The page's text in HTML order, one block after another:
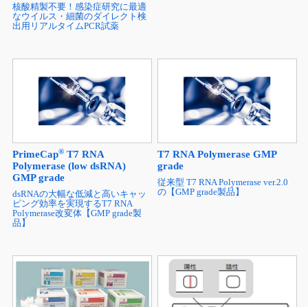
核酸精製不要！感染症研究に最適
なウイルス・細菌のダイレクト検
出用リアルタイムPCR試薬
PrimeCap®T7 RNA
Polymerase (low dsRNA)
GMP grade
dsRNAの大幅な低減と高いキャッ
ピング効率を実現するT7 RNA
Polymerase改変体【GMP grade製
品】
T7 RNA Polymerase GMP
grade
従来型 T7 RNA Polymerase ver.2.0
の【GMP grade製品】